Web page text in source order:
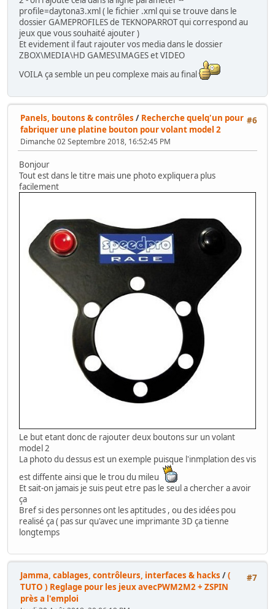
profile=daytona3.xml ( le fichier .xml qui se trouve dans le
dossier GAMEPROFILES de TEKNOPARROT qui correspond au
jeux que vous souhaité ajouter )
Et evidement il faut rajouter vos media dans le dossier
ZBOX\MEDIA\HD GAMES\IMAGES et VIDEO
VOILA ça semble un peu complexe mais au final
#6
Panels, boutons & contrôles / Recherche quelq'un pour
fabriquer une platine bouton pour volant model 2
Dimanche 02 Septembre 2018, 16:52:45 PM
Bonjour
Tout est dans le titre mais une photo expliquera plus
facilement
Le but etant donc de rajouter deux boutons sur un volant
model 2
La photo du dessus est un exemple puisque l'inmplation des vis
est diffente ainsi que le trou du mileu
Et sait-on jamais je suis peut etre pas le seul a chercher a avoir
ça
Bref si des personnes ont les aptitudes , ou des idées pou
realisé ça ( pas sur qu'avec une imprimante 3D ça tienne
longtemps
#7
Jamma, cablages, contrôleurs, interfaces & hacks /(
TUTO ) Reglage pour les jeux avecPWM2M2 + ZSPIN
près a l'emploi